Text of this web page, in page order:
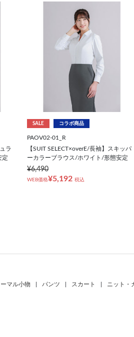
ラ
定
SALE コラボ商品
PAOV02-01_R
【SUIT SELECT×overE/長袖】スキッパ
ーカラーブラウス/ホワイト/形態安定
¥6,490
WEB価格¥5,192 税込
マル小物 パンツ スカート ニット・